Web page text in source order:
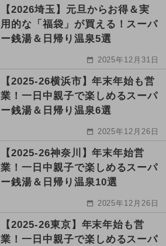
【2026埼玉】元旦からお得＆実
用的な「福袋」が買える！スーパ
ー銭湯＆日帰り温泉5選
2025年12月31日
【2025-26横浜市】年末年始も営
業！一日中親子で楽しめるスーパ
ー銭湯＆日帰り温泉6選
2025年12月26日
【2025-26神奈川】年末年始営
業！一日中親子で楽しめるスーパ
ー銭湯＆日帰り温泉10選
2025年12月26日
【2025-26東京】年末年始も営
業！一日中親子で楽しめるスーパ